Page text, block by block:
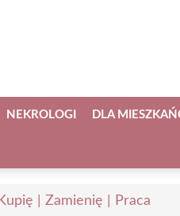
NEKROLOGI DLA
| Zamienię | Praca